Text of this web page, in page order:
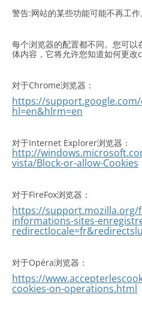
警告:网站的某些功能可能不再工作
每个浏览器的配置都不同。您可以
体内容，它将允许您知道如何更改
对于Chrome浏览器：
https://
hl=en&hlrm=en
对于Internet Explorer浏览器：
http://
vista/Block-or-allow-Cookies
对于FireFox浏览器：
https://support.mozilla.org/
informations-sites-
对于Opéra浏览器：
https://
cookies-on-operations.html